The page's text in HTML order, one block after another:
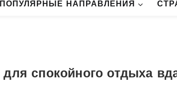
ПОПУЛЯРНЫЕ НАПРАВЛЕНИЯ
спокойного отдыха